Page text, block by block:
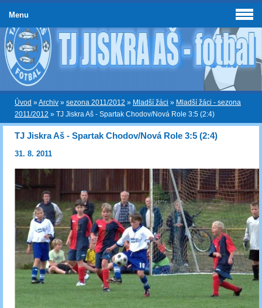
Úvod »Archiv » sezona 2011/2012 » Mladší žáci » Mladší žáci - sezona
2011/2012 » TJ Jiskra Aš - Spartak Chodov/Nová Role 3:5 (2:4)
TJ Jiskra Aš - Spartak Chodov/Nová Role 3:5 (2:4)
31. 8. 2011
Menu